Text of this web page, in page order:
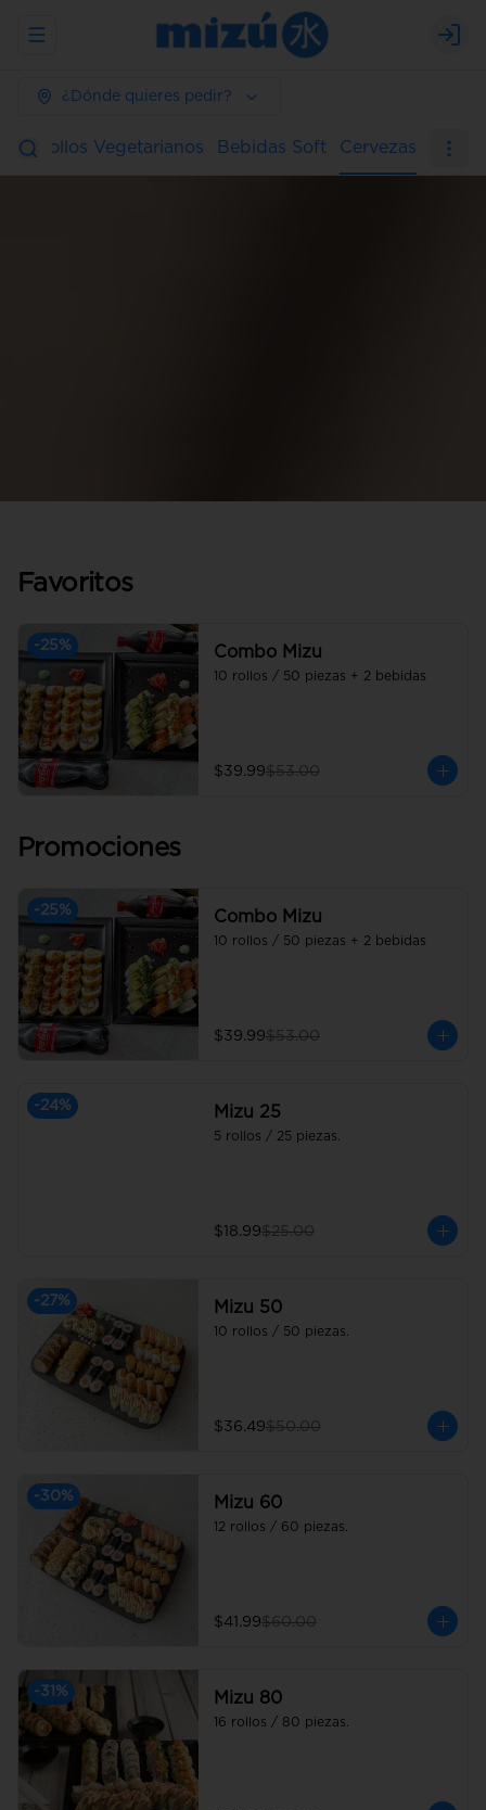
Abrir menu de navegación
¿Dónde quieres pedir?
Rollos Vegetarianos Bebidas Soft Cervezas
Favoritos
-25% Combo Mizu
10 rollos / 50 piezas + 2 bebidas
$39.99$53.00
Promociones
-25% Combo Mizu
10 rollos / 50 piezas + 2 bebidas
$39.99$53.00
-24% Mizu 25
5 rollos / 25 piezas.
$18.99$25.00
-27% Mizu 50
10 rollos / 50 piezas.
$36.49$50.00
-30% Mizu 60
12 rollos / 60 piezas.
$41.99$60.00
-31 % Mizu 80
16 rollos / 80 piezas.